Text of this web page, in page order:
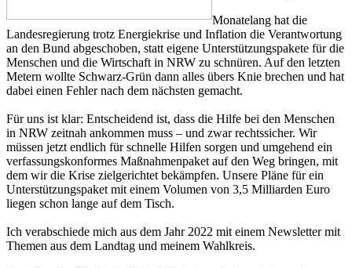
Monatelang hat die
Landesregierung trotz Energiekrise und Inflation die Verantwortung
an den Bund abgeschoben, statt eigene Unterstützungspakete für die
Menschen und die Wirtschaft in NRW zu schnüren. Auf den letzten
Metern wollte Schwarz-Grün dann alles übers Knie brechen und hat
dabei einen Fehler nach dem nächsten gemacht.
Für uns ist klar: Entscheidend ist, dass die Hilfe bei den Menschen
in NRW zeitnah ankommen muss – und zwar rechtssicher. Wir
müssen jetzt endlich für schnelle Hilfen sorgen und umgehend ein
verfassungskonformes Maßnahmenpaket auf den Weg bringen, mit
dem wir die Krise zielgerichtet bekämpfen. Unsere Pläne für ein
Unterstützungspaket mit einem Volumen von 3,5 Milliarden Euro
liegen schon lange auf dem Tisch.
Ich verabschiede mich aus dem Jahr 2022 mit einem Newsletter mit
Themen aus dem Landtag und meinem Wahlkreis.